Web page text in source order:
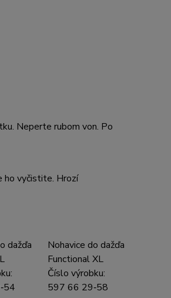
Neperte rubom von. Po
ho vyčistite. Hrozí
dažďa
Nohavice do dažďa
Functional XL
Číslo výrobku:
597 66 29‑58